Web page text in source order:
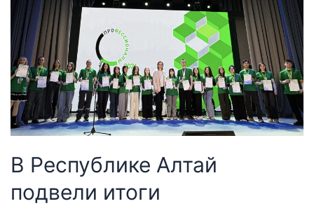
В Республике Алтай
подвели итоги